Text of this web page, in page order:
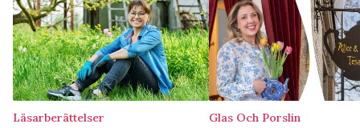
Läsarberättelser Glas Och Porslin